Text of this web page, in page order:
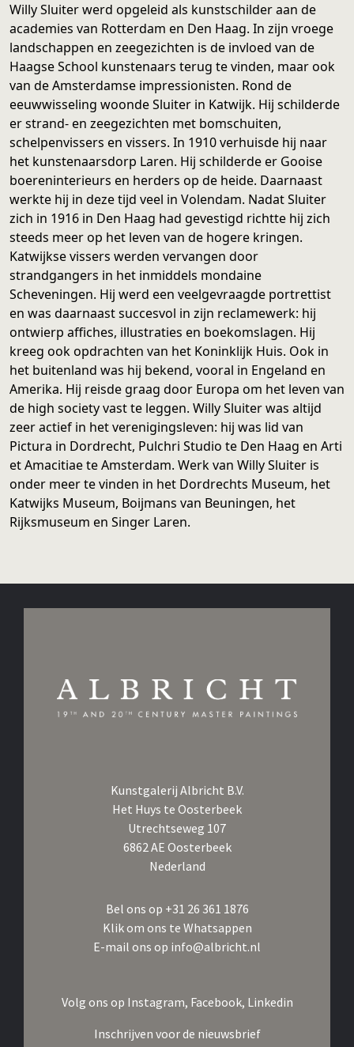
Willy Sluiter werd opgeleid als kunstschilder aan de
academies van Rotterdam en Den Haag. In zijn vroege
landschappen en zeegezichten is de invloed van de
Haagse School kunstenaars terug te vinden, maar ook
van de Amsterdamse impressionisten. Rond de
eeuwwisseling woonde Sluiter in Katwijk. Hij schilderde
er strand- en zeegezichten met bomschuiten,
schelpenvissers en vissers. In 1910 verhuisde hij naar
het kunstenaarsdorp Laren. Hij schilderde er Gooise
boereninterieurs en herders op de heide. Daarnaast
werkte hij in deze tijd veel in Volendam. Nadat Sluiter
zich in 1916 in Den Haag had gevestigd richtte hij zich
steeds meer op het leven van de hogere kringen.
Katwijkse vissers werden vervangen door
strandgangers in het inmiddels mondaine
Scheveningen. Hij werd een veelgevraagde portrettist
en was daarnaast succesvol in zijn reclamewerk: hij
ontwierp affiches, illustraties en boekomslagen. Hij
kreeg ook opdrachten van het Koninklijk Huis. Ook in
het buitenland was hij bekend, vooral in Engeland en
Amerika. Hij reisde graag door Europa om het leven van
de high society vast te leggen. Willy Sluiter was altijd
zeer actief in het verenigingsleven: hij was lid van
Pictura in Dordrecht, Pulchri Studio te Den Haag en Arti
et Amacitiae te Amsterdam. Werk van Willy Sluiter is
onder meer te vinden in het Dordrechts Museum, het
Katwijks Museum, Boijmans van Beuningen, het
Rijksmuseum en Singer Laren.
Kunstgalerij Albricht B.V.
Het Huys te Oosterbeek
Utrechtseweg 107
6862 AE Oosterbeek
Nederland
Bel ons op +31 26 361 1876
Klik om ons te Whatsappen
E-mail ons op info@albricht.nl
Volg ons op Instagram, Facebook, Linkedin
Inschrijven voor de nieuwsbrief